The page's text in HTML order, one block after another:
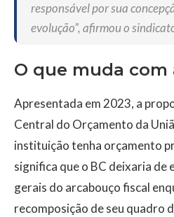
responsável por sua
evolução”, afirmou o
O que muda com
Apresentada em 2023, a
Central do Orçamento da
instituição tenha orçamento
significa que o BC deixaria de
gerais do arcabouço fiscal
recomposição de seu quadro